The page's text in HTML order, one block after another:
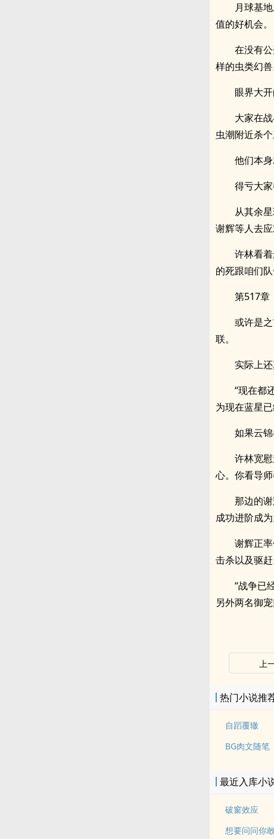
月球基
值的好机会。
在没有
样的虫类幻兽
眼界大
大家在
虫潮附近杀个
他们本
得亏大
从其余
谢辉等人去应
许林看
的死跟咱们
第517章
或许是
联。
实际上
“现在都
为现在蓝星
如果云
许林宽
心。你看导
那边的
成功进阶成为
谢辉正
击杀以及驱赶
“战争已
另外两名御
上
热门小说推
自蹈覆辙
BG肉文随笔
最近入库小
破窗效应
想要问问你